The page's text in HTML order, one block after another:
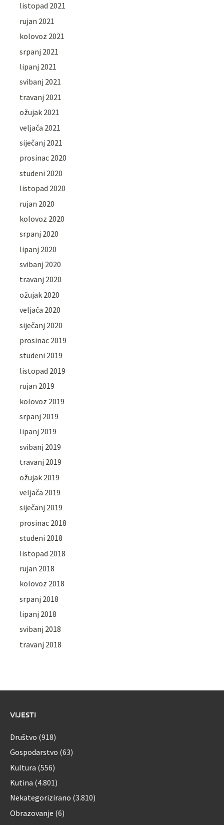
listopad 2021
rujan 2021
kolovoz 2021
srpanj 2021
lipanj 2021
svibanj 2021
travanj 2021
ožujak 2021
veljača 2021
siječanj 2021
prosinac 2020
studeni 2020
listopad 2020
rujan 2020
kolovoz 2020
srpanj 2020
lipanj 2020
svibanj 2020
travanj 2020
ožujak 2020
veljača 2020
siječanj 2020
prosinac 2019
studeni 2019
listopad 2019
rujan 2019
kolovoz 2019
srpanj 2019
lipanj 2019
svibanj 2019
travanj 2019
ožujak 2019
veljača 2019
siječanj 2019
prosinac 2018
studeni 2018
listopad 2018
rujan 2018
kolovoz 2018
srpanj 2018
lipanj 2018
svibanj 2018
travanj 2018
VIJESTI
Društvo (918)
Gospodarstvo (63)
Kultura (556)
Kutina (4.801)
Nekategorizirano (3.810)
Obrazovanje (6)